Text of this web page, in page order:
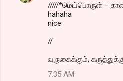
/////*மெய்பொருள் –
hahaha
nice
//
வருகைக்கும்,
7:35 AM